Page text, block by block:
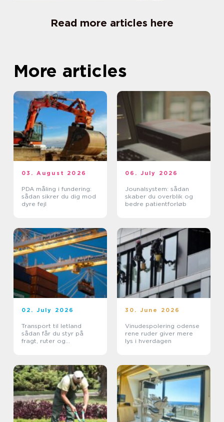
Read more articles here
More articles
03. August 2026
PDA måling i fundering:
sådan sikrer du dig mod
dyre fejl
06. July 2026
Jounalsystem: sådan
skaber du overblik og
bedre patientforløb
02. July 2026
Transport til letland
sådan får du styr på
fragt, ruter og
30. June 2026
Vinudespolering odense
rene ruder giver mere
lys i hverdagen